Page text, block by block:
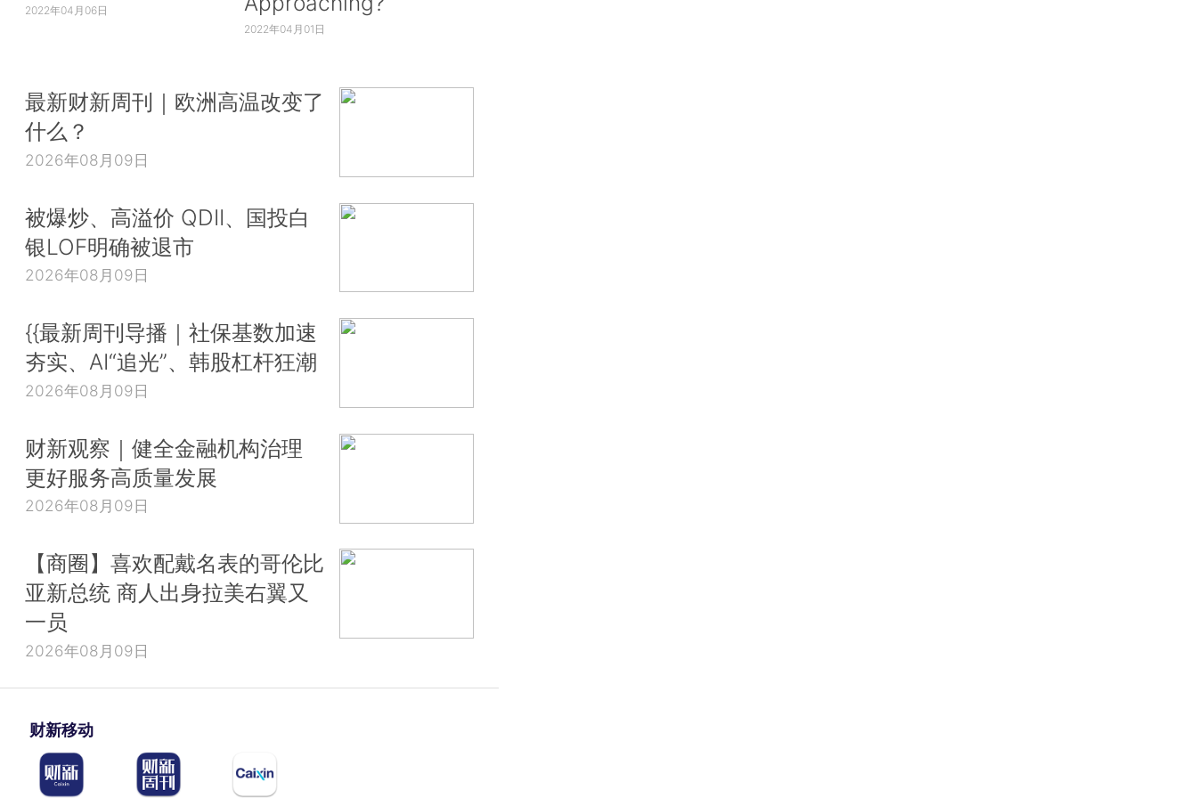
2022年04月06日
2022年04月01日
最新财新周刊｜欧洲高温改变了
什么？
2026年08月09日
被爆炒、高溢价 QDII、国投白
银LOF明确被退市
2026年08月09日
{{最新周刊导播｜社保基数加速
夯实、AI“追光”、韩股杠杆狂潮
2026年08月09日
财新观察｜健全金融机构治理
更好服务高质量发展
2026年08月09日
【商圈】喜欢配戴名表的哥伦比
亚新总统 商人出身拉美右翼又
一员
2026年08月09日
财新移动